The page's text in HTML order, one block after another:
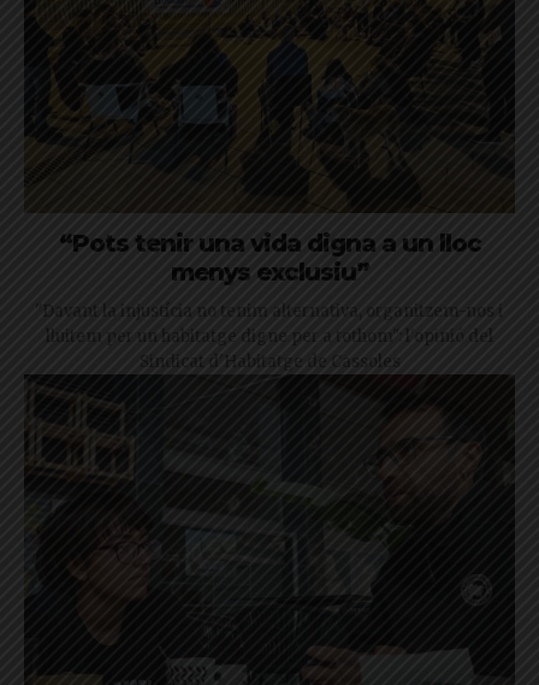
“Pots tenir una vida digna a un lloc
menys exclusiu”
"Davant la injustícia no tenim alternativa, organitzem-nos i
lluitem per un habitatge digne per a tothom": l'opinió del
Sindicat d'Habitatge de Cassoles